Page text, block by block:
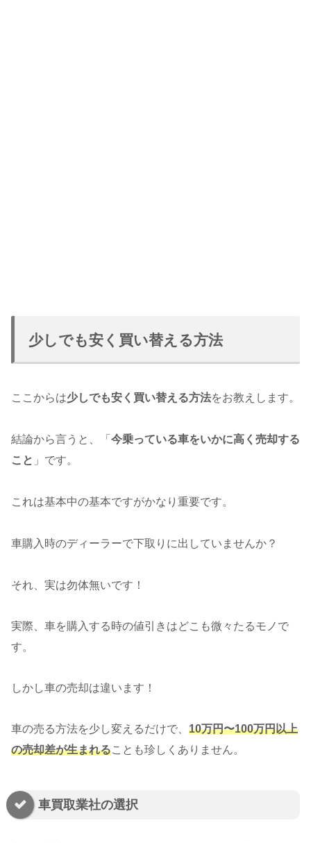
少しでも安く買い替える方法
ここからは少しでも安く買い替える方法をお教えします。
結論から言うと、「 今乗っている車をいかに高く売却する
こと 」です。
これは基本中の基本ですがかなり重要です。
車購入時のディーラーで下取りに出していませんか？
それ、実は勿体無いです！
実際、車を購入する時の値引きはどこも微々たるモノで
す。
しかし車の売却は違います！
車の売る方法を少し変えるだけで、 10万円〜100万円以上
の売却差が生まれることも珍しくありません。
車買取業社の選択